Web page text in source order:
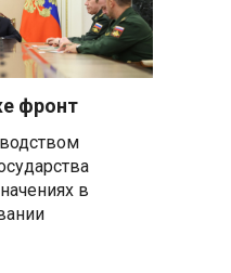
ЕАЭС
по
рынку и
сливки» в
и за
РФ: установлен
фронт
в